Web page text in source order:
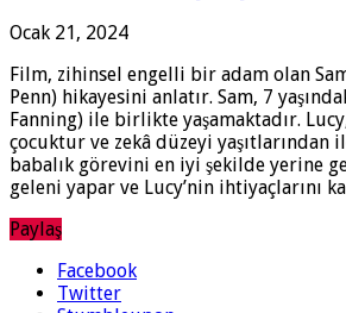
Ocak 21, 2024
Film, zihinsel engelli bir adam olan Sam
Penn) hikayesini anlatır. Sam, 7
Fanning) ile birlikte yaşamaktadır.
çocuktur ve zekâ düzeyi yaşıtlarından
babalık görevini en iyi şekilde yerine
geleni yapar ve Lucy’nin ihtiyaçlarını
Paylaş
Facebook
Twitter